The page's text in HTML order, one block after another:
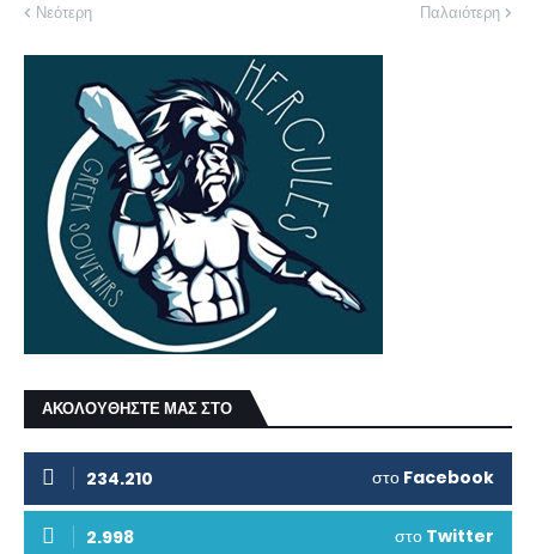
Νεότερη Παλαιότερη
ΑΚΟΛΟΥΘΗΣΤΕ ΜΑΣ ΣΤΟ
234.210 στο Facebook
2.998 στο Twitter